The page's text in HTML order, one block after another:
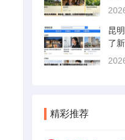
性
昆
了
方式
精彩推荐